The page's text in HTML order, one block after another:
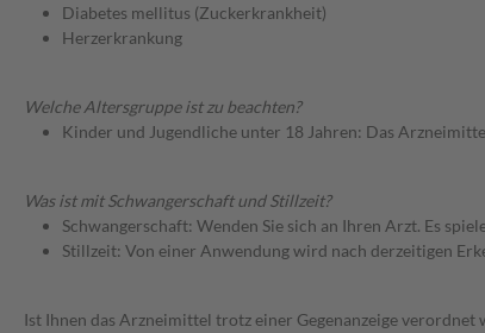
Diabetes mellitus (Zuckerkrankheit)
Herzerkrankung
Welche Altersgruppe ist zu beachten?
Kinder und Jugendliche unter 18 Jahren: Das
Was ist mit Schwangerschaft und Stillzeit?
Schwangerschaft: Wenden Sie sich an Ihren Arzt. Es
Stillzeit: Von einer Anwendung wird nach derzeitigen
Ist Ihnen das Arzneimittel trotz einer Gegenanzeige